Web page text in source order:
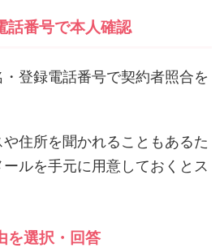
話番号で本人確認
登録電話番号で契約者照合を
住所を聞かれることもあるた
ルを手元に用意しておくとス
を選択・回答